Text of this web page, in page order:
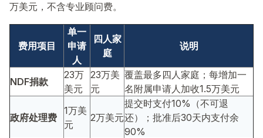
万美元，不含专业顾问费。
费用项目
单一
申请
人
四人家
庭
说明
NDF捐款
23万
美元
23万美
元
覆盖最多四人家庭；每增加一
名附属申请人加收1.5万美元
政府处理费
1万美
元
2万美元
提交时支付10%（不可退
还）；批准后30天内支付余
90%